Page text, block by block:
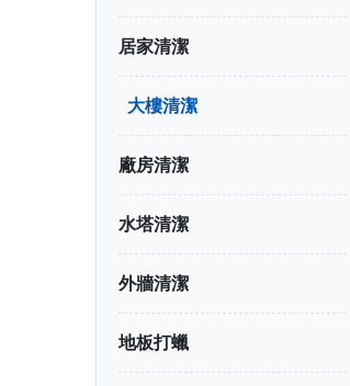
居家清潔
大樓清潔
廠房清潔
水塔清潔
外牆清潔
地板打蠟